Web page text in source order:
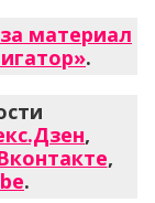
материал
.
,
,
.